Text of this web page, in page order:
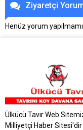
Ziyaretçi
Henüz yorum
Ülkücü Tavır Web
Milliyetçi Haber Sitesi'dir